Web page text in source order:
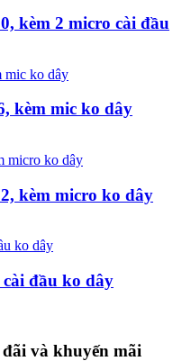
kèm 2 micro cài đầu
kèm mic ko dây
kèm micro ko dây
đầu ko dây
và khuyến mãi